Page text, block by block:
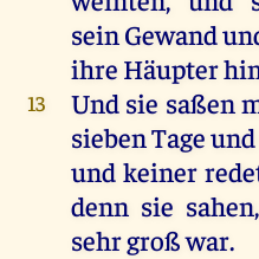
seinGewand
ihre Häupter
13 Und sie saßen
siebenTageund
und keiner
denn sie sahen
sehrgroßwar.